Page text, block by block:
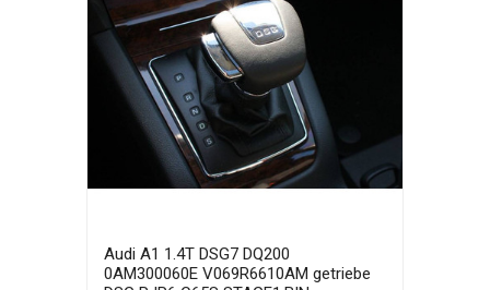
Audi A1 1.4T DSG7 DQ200
0AM300060E V069R6610AM getriebe